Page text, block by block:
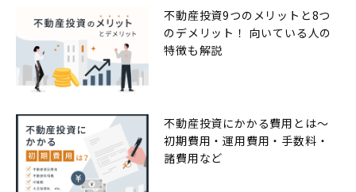
不動産投資9つのメリットと8つ
のデメリット！ 向いている人の
特徴も解説
不動産投資にかかる費用とは〜
初期費用・運用費用・手数料・
諸費用など